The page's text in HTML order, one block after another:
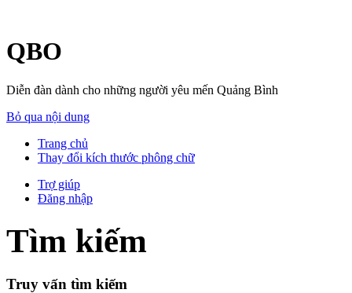
QBO
Diễn đàn dành cho những người yêu mến Quảng Bình
Bỏ qua nội dung
Trang chủ
Thay đổi kích thước phông chữ
Trợ giúp
Đăng nhập
Tìm kiếm
Truy vấn tìm kiếm